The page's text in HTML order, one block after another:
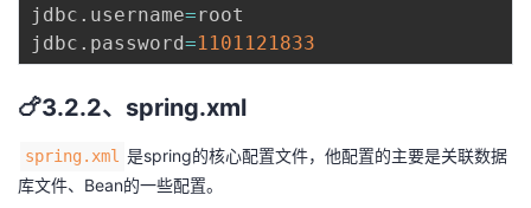
jdbc . username=root
jdbc . password=1101121833
🍗3.2.2、spring.xml
spring.xml 是spring的核心配置文件，他配置的主要是关联数据
库文件、Bean的一些配置。